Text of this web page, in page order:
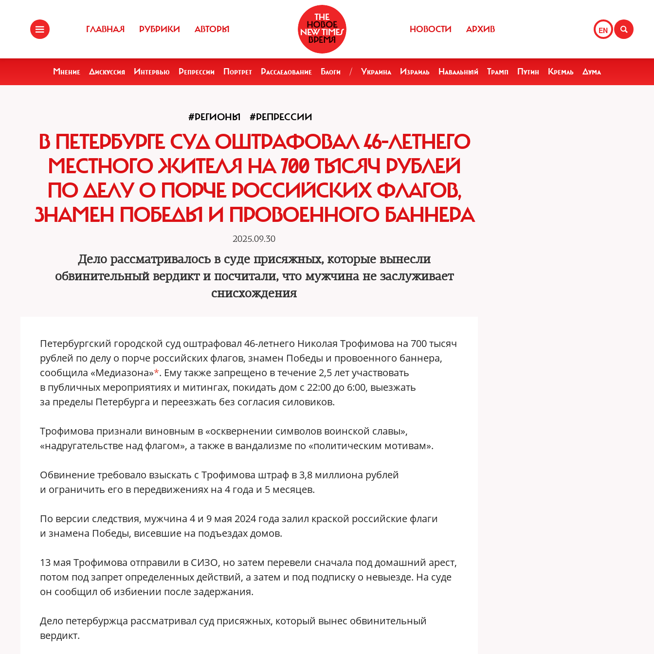
ГЛАВНАЯ РУБРИКИ АВТОРЫ EN
НОВОСТИ АРХИВ
Мнение Дискуссия Интервью Репрессии Портрет Расследование Блоги / Украина Израиль Навальный Трамп Путин Кремль Дума
#РЕГИОНЫ #РЕПРЕССИИ
В ПЕТЕРБУРГЕ СУД ОШТРАФОВАЛ 46-ЛЕТНЕГО
МЕСТНОГО ЖИТЕЛЯ НА 700 ТЫСЯЧ РУБЛЕЙ
ПО ДЕЛУ О ПОРЧЕ РОССИЙСКИХ ФЛАГОВ,
ЗНАМЕН ПОБЕДЫ И ПРОВОЕННОГО БАННЕРА
2025.09.30
Дело рассматривалось в суде присяжных, которые вынесли
обвинительный вердикт и посчитали, что мужчина не заслуживает
снисхождения
Петербургский городской суд оштрафовал 46-летнего Николая Трофимова на 700 тысяч
рублей по делу о порче российских флагов, знамен Победы и провоенного баннера,
сообщила «Медиазона»*. Ему также запрещено в течение 2,5 лет участвовать
в публичных мероприятиях и митингах, покидать дом с 22:00 до 6:00, выезжать
за пределы Петербурга и переезжать без согласия силовиков.
Трофимова признали виновным в «осквернении символов воинской славы»,
«надругательстве над флагом», а также в вандализме по «политическим мотивам».
Обвинение требовало взыскать с Трофимова штраф в 3,8 миллиона рублей
и ограничить его в передвижениях на 4 года и 5 месяцев.
По версии следствия, мужчина 4 и 9 мая 2024 года залил краской российские флаги
и знамена Победы, висевшие на подъездах домов.
13 мая Трофимова отправили в СИЗО, но затем перевели сначала под домашний арест,
потом под запрет определенных действий, а затем и под подписку о невыезде. На суде
он сообщил об избиении после задержания.
Дело петербуржца рассматривал суд присяжных, который вынес обвинительный
вердикт.